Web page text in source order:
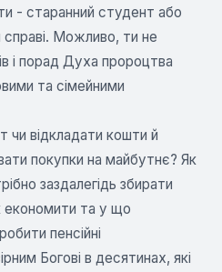
- старанний студент або
Можливо, ти не
і порад Духа пророцтва
та сімейними
відкладати кошти й
покупки на майбутнє? Як
заздалегідь збирати
економити та у що
пенсійні
Богові в десятинах, які